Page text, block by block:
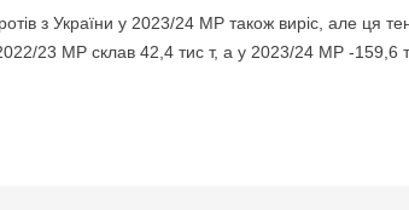
з України у 2023/24 МР також виріс, але ця
2022/23 МР склав 42,4 тис т, а у 2023/24 МР -159,6